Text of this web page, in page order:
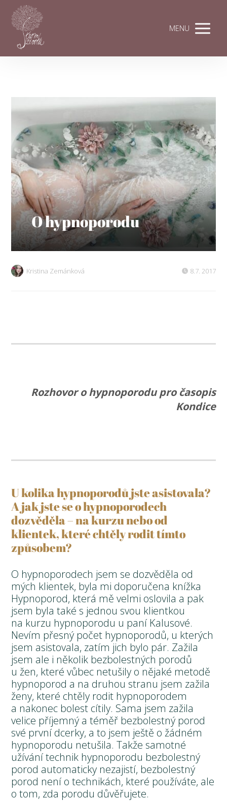
MENU
O hypnoporodu
Kristina Zemánková 8.7. 2017
Rozhovor o hypnoporodu pro časopis
Kondice
U kolika hypnoporodů jste asistovala?
A jak jste se o hypnoporodech
dozvěděla – na kurzu nebo od
klientek, které chtěly rodit tímto
způsobem?
O hypnoporodech jsem se dozvěděla od
mých klientek, byla mi doporučena knížka
Hypnoporod, která mě velmi oslovila a pak
jsem byla také s jednou svou klientkou
na kurzu hypnoporodu u paní Kalusové.
Nevím přesný počet hypnoporodů, u kterých
jsem asistovala, zatím jich bylo pár. Zažila
jsem ale i několik bezbolestných porodů
u žen, které vůbec netušily o nějaké metodě
hypnoporod a na druhou stranu jsem zažila
ženy, které chtěly rodit hypnoporodem
a nakonec bolest cítily. Sama jsem zažila
velice příjemný a téměř bezbolestný porod
své první dcerky, a to jsem ještě o žádném
hypnoporodu netušila. Takže samotné
užívání technik hypnoporodu bezbolestný
porod automaticky nezajistí, bezbolestný
porod není o technikách, které používáte, ale
o tom, zda porodu důvěřujete.